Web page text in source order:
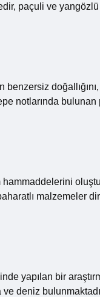
paçuli ve
notlarında
hammaddelerini
malzemeler
yapılan bir
deniz